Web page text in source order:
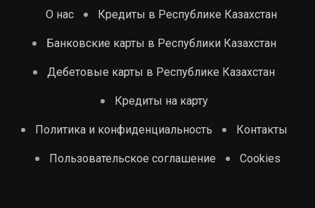
О нас Кредиты в Республике Казахстан
Банковские карты в Республики Казахстан
Дебетовые карты в Республике Казахстан
Кредиты на карту
Политика и конфиденциальность Контакты
Пользовательское соглашение Cookies